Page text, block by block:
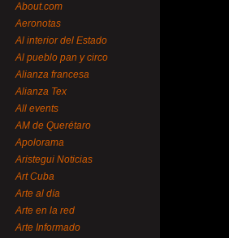
About.com
Aeronotas
Al interior del Estado
Al pueblo pan y circo
Alianza francesa
Alianza Tex
All events
AM de Querétaro
Apolorama
Aristegui Noticias
Art Cuba
Arte al día
Arte en la red
Arte Informado